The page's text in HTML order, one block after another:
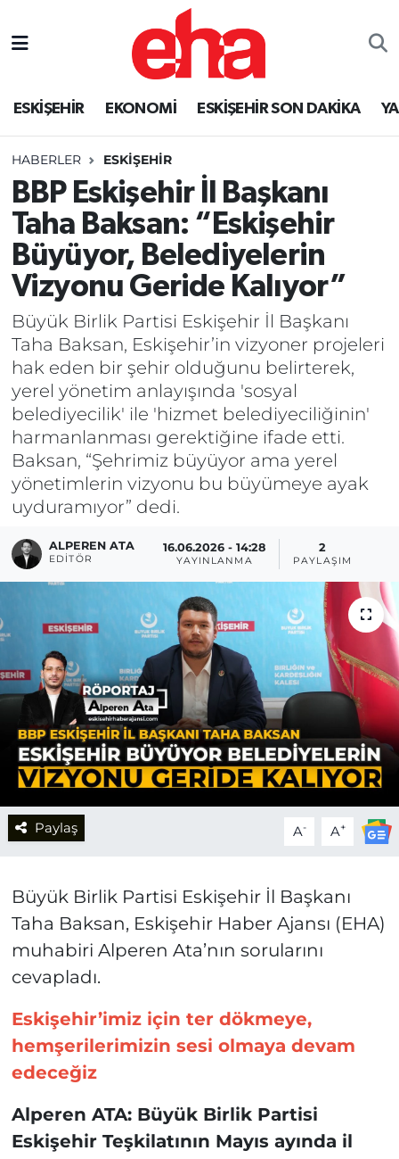
ESKİŞEHİR EKONOMİ ESKİŞEHİR SON DAKİKA
HABERLER ESKİŞEHİR
BBP Eskişehir İl Başkanı
Taha Baksan: “Eskişehir
Büyüyor, Belediyelerin
Vizyonu Geride Kalıyor”
Büyük Birlik Partisi Eskişehir İl Başkanı
Taha Baksan, Eskişehir’in vizyoner projeleri
hak eden bir şehir olduğunu belirterek,
yerel yönetim anlayışında 'sosyal
belediyecilik' ile 'hizmet belediyeciliğinin'
harmanlanması gerektiğine ifade etti.
Baksan, “Şehrimiz büyüyor ama yerel
yönetimlerin vizyonu bu büyümeye ayak
uyduramıyor” dedi.
ALPEREN ATA
EDITÖR
16.06.2026 - 14:28
YAYINLANMA
2
PAYLAŞIM
Paylaş A- A+
Büyük Birlik Partisi Eskişehir İl Başkanı
Taha Baksan, Eskişehir Haber Ajansı (EHA)
muhabiri Alperen Ata’nın sorularını
cevapladı.
Eskişehir’imiz için ter dökmeye,
hemşerilerimizin sesi olmaya devam
edeceğiz
Alperen ATA: Büyük Birlik Partisi
Eskişehir Teşkilatının Mayıs ayında il